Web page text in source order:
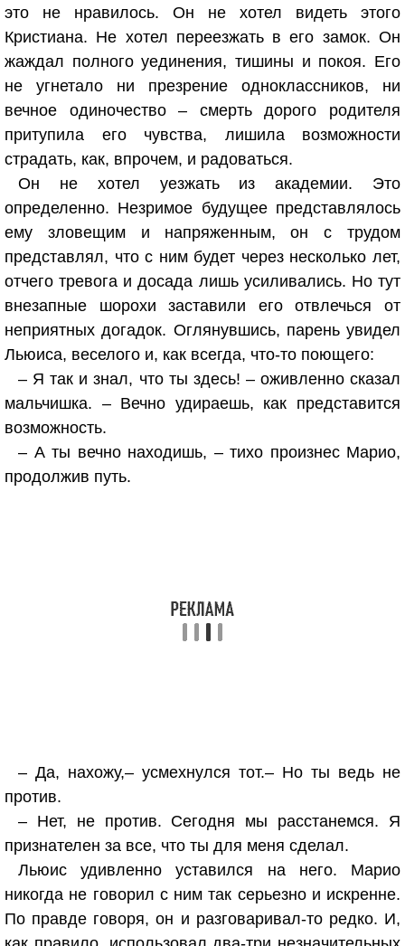
это не нравилось. Он не хотел видеть этого
Кристиана. Не хотел переезжать в его замок. Он
жаждал полного уединения, тишины и покоя. Его
не угнетало ни презрение одноклассников, ни
вечное одиночество – смерть дорого родителя
притупила его чувства, лишила возможности
страдать, как, впрочем, и радоваться.
Он не хотел уезжать из академии. Это
определенно. Незримое будущее представлялось
ему зловещим и напряженным, он с трудом
представлял, что с ним будет через несколько лет,
отчего тревога и досада лишь усиливались. Но тут
внезапные шорохи заставили его отвлечься от
неприятных догадок. Оглянувшись, парень увидел
Льюиса, веселого и, как всегда, что-то поющего:
– Я так и знал, что ты здесь! – оживленно сказал
мальчишка. – Вечно удираешь, как представится
возможность.
– А ты вечно находишь, – тихо произнес Марио,
продолжив путь.
– Да, нахожу,– усмехнулся тот.– Но ты ведь не
против.
– Нет, не против. Сегодня мы расстанемся. Я
признателен за все, что ты для меня сделал.
Льюис удивленно уставился на него. Марио
никогда не говорил с ним так серьезно и искренне.
По правде говоря, он и разговаривал-то редко. И,